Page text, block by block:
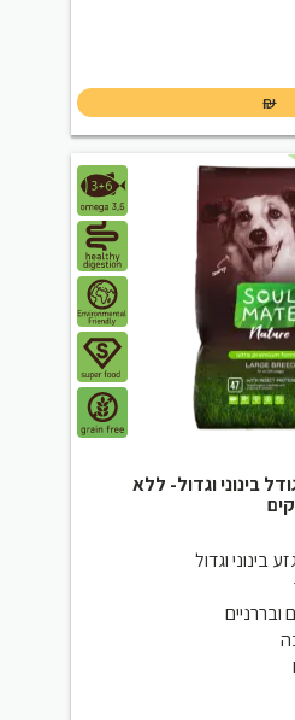
₪
בינוני וגדול- ללא
בינוני וגדול